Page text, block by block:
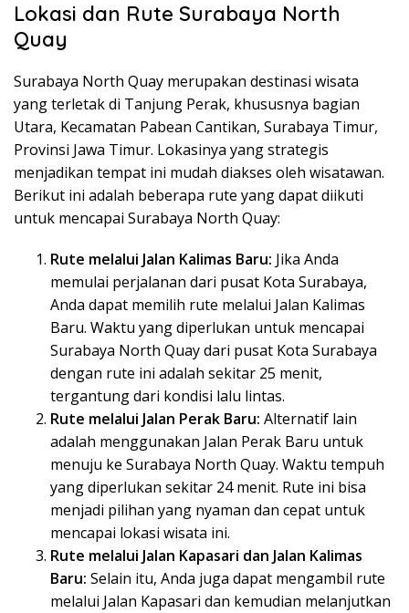
Lokasi dan Rute Surabaya North
Quay
Surabaya North Quay merupakan destinasi wisata
yang terletak di Tanjung Perak, khususnya bagian
Utara, Kecamatan Pabean Cantikan, Surabaya Timur,
Provinsi Jawa Timur. Lokasinya yang strategis
menjadikan tempat ini mudah diakses oleh wisatawan.
Berikut ini adalah beberapa rute yang dapat diikuti
untuk mencapai Surabaya North Quay:
Rute melalui Jalan Kalimas Baru: Jika Anda
memulai perjalanan dari pusat Kota Surabaya,
Anda dapat memilih rute melalui Jalan Kalimas
Baru. Waktu yang diperlukan untuk mencapai
Surabaya North Quay dari pusat Kota Surabaya
dengan rute ini adalah sekitar 25 menit,
tergantung dari kondisi lalu lintas.
Rute melalui Jalan Perak Baru: Alternatif lain
adalah menggunakan Jalan Perak Baru untuk
menuju ke Surabaya North Quay. Waktu tempuh
yang diperlukan sekitar 24 menit. Rute ini bisa
menjadi pilihan yang nyaman dan cepat untuk
mencapai lokasi wisata ini.
Rute melalui Jalan Kapasari dan Jalan Kalimas
Baru: Selain itu, Anda juga dapat mengambil rute
melalui Jalan Kapasari dan kemudian melanjutkan